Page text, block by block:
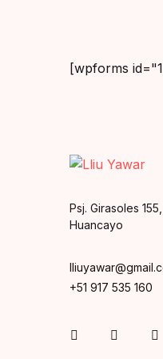
[wpforms
Psj. Girasoles
Huancayo
+51 917 535 160
Instagram